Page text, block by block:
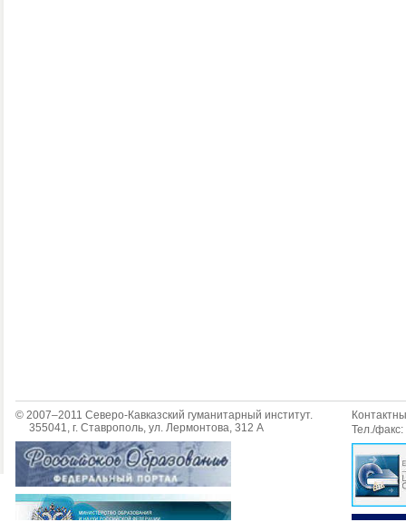
© 2007–2011 Северо-Кавказский гуманитарный институт.
355041, г. Ставрополь, ул. Лермонтова, 312 А
Тел./